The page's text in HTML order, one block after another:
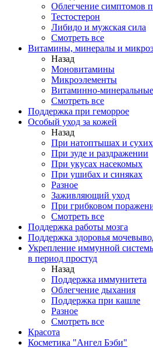
Облегчение симптомов
Тестостерон
Либидо и мужская сила
Смотреть все
Витамины, минералы и
Назад
Моновитамины
Микроэлементы
Витаминно-
Смотреть все
Поддержка при геморрое
Особый уход за кожей
Назад
При натоптышах и
При зуде и раздражении
При укусах насекомых
При ушибах и синяках
Разное
Заживляющий уход
При грибковом
Смотреть все
Поддержка работы мозга
Поддержка здоровья
Укрепление иммунной
в период простуд
Назад
Поддержка иммунитета
Облегчение дыхания
Поддержка при кашле
Разное
Смотреть все
Красота
Косметика "Ангел Бэби"